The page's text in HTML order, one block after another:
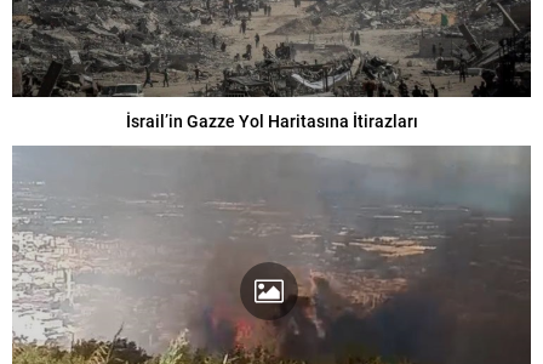
İsrail’in Gazze Yol Haritasına İtirazları